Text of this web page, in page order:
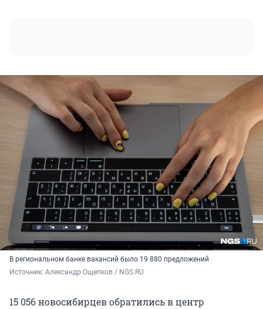
В региональном банке вакансий было 19 880 предложений
Источник: Александр Ощепков / NGS.RU
15 056 новосибирцев обратились в центр